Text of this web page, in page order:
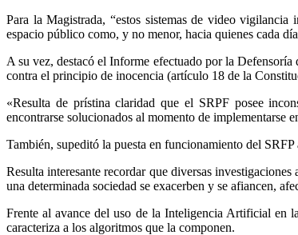
Para la Magistrada, “estos sistemas de video
espacio público como, y no menor, hacia quienes cada
A su vez, destacó el Informe efectuado por la
contra el principio de inocencia (artículo 18 de la
«Resulta de prístina claridad que el SRPF posee
encontrarse solucionados al momento de implementarse
También, supeditó la puesta en funcionamiento del
Resulta interesante recordar que diversas
una determinada sociedad se exacerben y se afiancen,
Frente al avance del uso de la Inteligencia Artificial en
caracteriza a los algoritmos que la componen.